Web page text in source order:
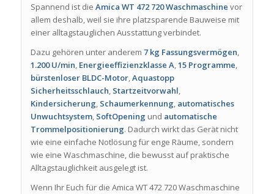
Spannend ist die Amica WT 472 720 Waschmaschine vor
allem deshalb, weil sie ihre platzsparende Bauweise mit
einer alltagstauglichen Ausstattung verbindet.
Dazu gehören unter anderem 7 kg Fassungsvermögen,
1.200 U/min, Energieeffizienzklasse A,15 Programme,
bürstenloser BLDC-Motor,Aquastopp
Sicherheitsschlauch, Startzeitvorwahl,
Kindersicherung, Schaumerkennung, automatisches
Unwuchtsystem, SoftOpening und automatische
Trommelpositionierung. Dadurch wirkt das Gerät nicht
wie eine einfache Notlösung für enge Räume, sondern
wie eine Waschmaschine, die bewusst auf praktische
Alltagstauglichkeit ausgelegt ist.
Wenn Ihr Euch für die Amica WT 472 720 Waschmaschine